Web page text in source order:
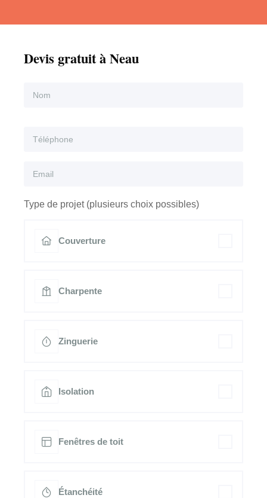
Devis gratuit à Neau
Type de projet (plusieurs choix possibles)
Couverture
Charpente
Zinguerie
Isolation
Fenêtres de toit
Étanchéité